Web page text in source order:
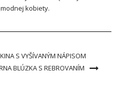
kobiety.
S VYŠÍVANÝM NÁPISOM
BLÚZKA S REBROVANÍM